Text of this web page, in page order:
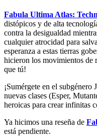
Fabula Ultima Atlas:
distópicos y de alta
contra la desigualdad
cualquier atrocidad para
esperanza a estas tierras
hicieron los movimientos de
que tú!
¡Sumérgete en el
nuevas clases (Esper,
heroicas para crear infinitas
Ya hicimos una reseña de
está pendiente.